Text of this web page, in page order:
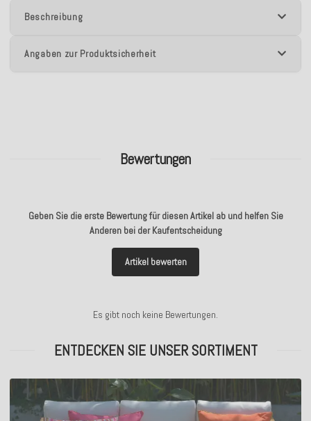
Beschreibung
Angaben zur Produktsicherheit
Bewertungen
Geben Sie die erste Bewertung für diesen Artikel ab und helfen Sie
Anderen bei der Kaufentscheidung
Artikel bewerten
Es gibt noch keine Bewertungen.
ENTDECKEN SIE UNSER SORTIMENT